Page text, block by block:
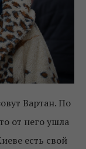
Вартан. По
от него ушла
есть свой